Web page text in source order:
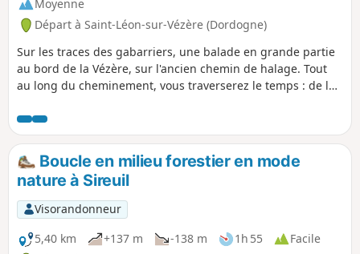
Moyenne
Départ à Saint-Léon-sur-Vézère (Dordogne)
Sur les traces des gabarriers, une balade en grande partie
au bord de la Vézère, sur l'ancien chemin de halage. Tout
au long du cheminement, vous traverserez le temps : de la
falaise et l'ancien fort troglodytique de la Roque Saint-
Christophe étant un parfait exemple du passage des
différentes civilisations au fil des siècles. Une version
longue (14,5km) et une version courte (4,6km) sont
possibles.
Boucle en milieu forestier en mode
nature à Sireuil
Visorandonneur
5,40 km
+137 m -138 m 1h 55
Facile